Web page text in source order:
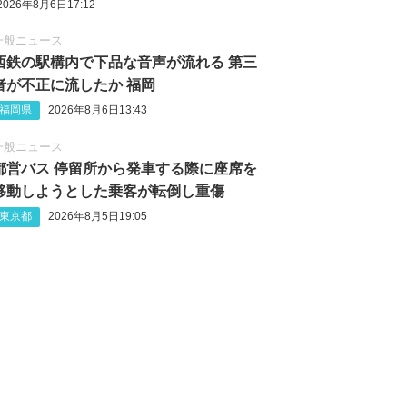
年8月6日17:12
般ニュース
鉄の駅構内で下品な音声が流れる 第三
が不正に流したか 福岡
福岡県 2026年8月6日13:43
般ニュース
営バス 停留所から発車する際に座席を
動しようとした乗客が転倒し重傷
東京都 2026年8月5日19:05